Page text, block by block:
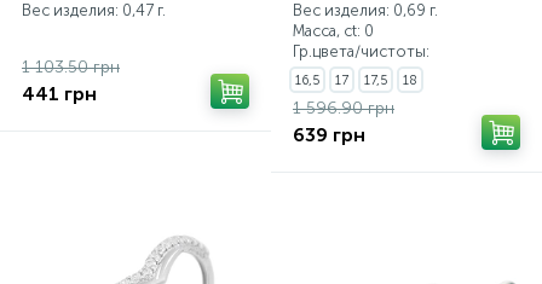
Вес изделия: 0,47 г.
1 103.50 грн
441 грн
Вес изделия: 0,69 г.
Масса, ct: 0
Гр.цвета/чистоты:
16,5 17 17,5 18
1 596.90 грн
639 грн